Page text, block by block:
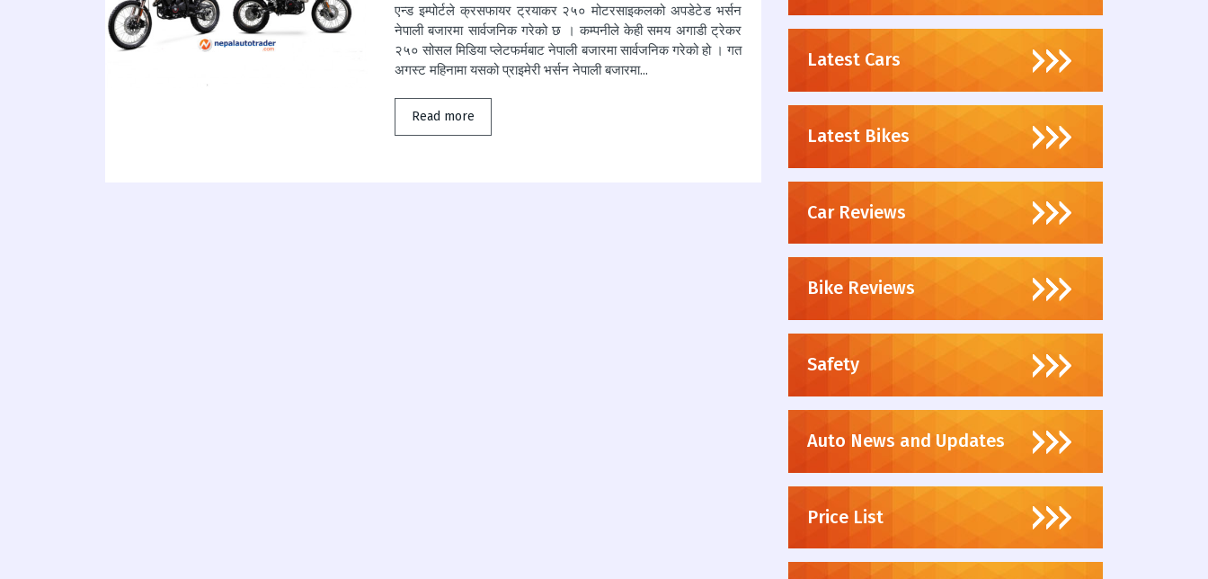
एन्ड इम्पोर्टले क्रसफायर ट्रयाकर २५० मोटरसाइकलको अपडेटेड भर्सन
नेपाली बजारमा सार्वजनिक गरेको छ । कम्पनीले केही समय अगाडी ट्रेकर
२५० सोसल मिडिया प्लेटफर्मबाट नेपाली बजारमा सार्वजनिक गरेको हो । गत
अगस्ट महिनामा यसको प्राइमेरी भर्सन नेपाली बजारमा...
Read more
Latest Cars
Latest Bikes
Car Reviews
Bike Reviews
Safety
Auto News and Updates
Price List